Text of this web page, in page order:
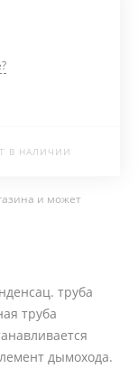
В НАЛИЧИИ
и может
труба
труба
дымохода.